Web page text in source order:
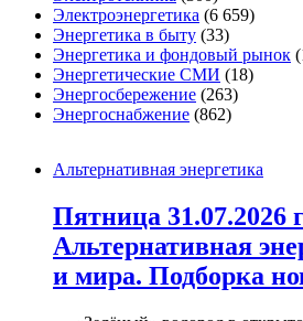
Электроэнергетика (6 659)
Энергетика в быту (33)
Энергетика и фондовый рынок
Энергетические СМИ (18)
Энергосбережение (263)
Энергоснабжение (862)
Альтернативная энергетика
Пятница 31.07.2026
Альтернативная
и мира. Подборка